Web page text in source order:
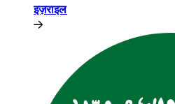
इज़राइल​​